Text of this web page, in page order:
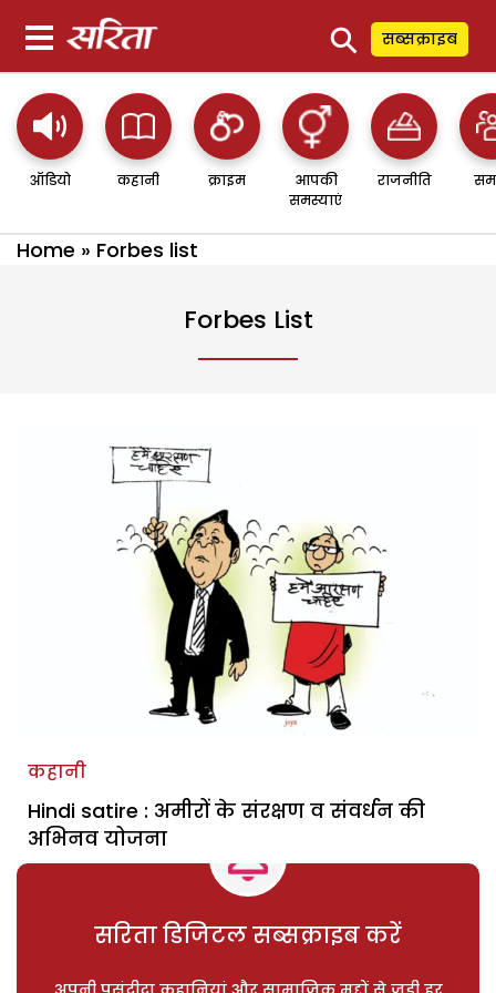
⚲ सब्सक्राइब
ऑडियो कहानी क्राइम
आपकी
समस्याएं
राजनीति
Home » Forbes list
Forbes List
कहानी
Hindi satire : अमीरों के संरक्षण व संवर्धन की
अभिनव योजना
सरिता डिजिटल सब्सक्राइब करें